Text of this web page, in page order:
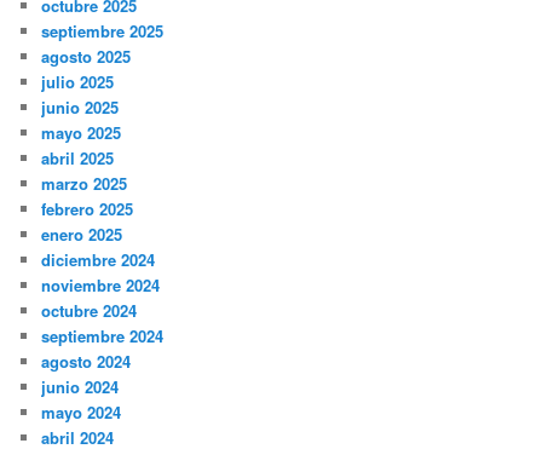
octubre 2025
septiembre 2025
agosto 2025
julio 2025
junio 2025
mayo 2025
abril 2025
marzo 2025
febrero 2025
enero 2025
diciembre 2024
noviembre 2024
octubre 2024
septiembre 2024
agosto 2024
junio 2024
mayo 2024
abril 2024